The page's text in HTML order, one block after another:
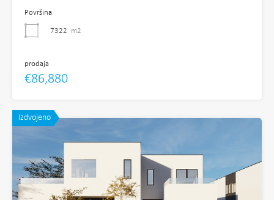
Površina
7322 m2
prodaja
€86,880
Izdvojeno